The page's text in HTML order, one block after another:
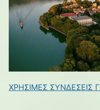
ΧΡΗΣΙΜΕΣ ΣΥΝΔΕΣΕΙΣ